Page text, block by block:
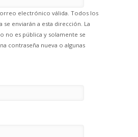
electrónico válida. Todos los
se enviarán a esta dirección. La
no es pública y solamente se
contraseña nueva o algunas